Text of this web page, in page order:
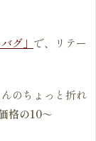
グ」 で、リテー
のちょっと折れ
格の10～